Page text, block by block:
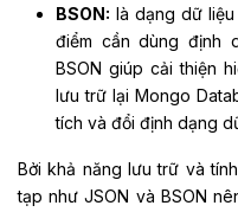
BSON: là dạng dữ
điểm cần dùng định
BSON giúp cải thiện
lưu trữ lại Mongo
tích và đổi định dạng
Bởi khả năng lưu trữ và
tạp như JSON và BSON